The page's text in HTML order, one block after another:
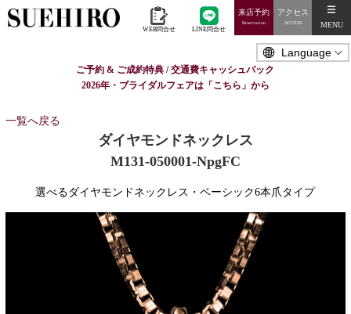
WEB問合せ LINE問合せ
来店予約
Reservation
アクセス
ACCESS MENU
ご予約 & ご成約特典 / 交通費キャッシュバック
2026年・ブライダルフェアは「こちら」から
一覧へ戻る
ダイヤモンドネックレス
M131-050001-NpgFC
選べるダイヤモンドネックレス・ベーシック6本爪タイプ